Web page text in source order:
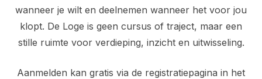
wanneer je wilt en deelnemen wanneer het voor jou
klopt. De Loge is geen cursus of traject, maar een
stille ruimte voor verdieping, inzicht en uitwisseling.
Aanmelden kan gratis via de registratiepagina in het